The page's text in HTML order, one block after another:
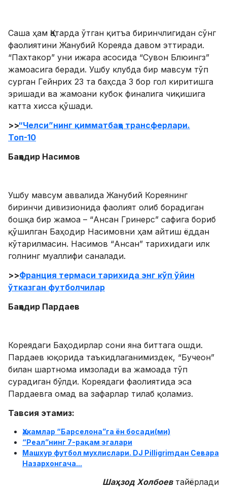
Саша ҳам Қатарда ўтган қитъа биринчлигидан сўнг
фаолиятини Жанубий Кореяда давом эттиради.
“Пахтакор” уни ижара асосида “Сувон Блюингз”
жамоасига беради. Ушбу клубда бир мавсум тўп
сурган Гейнрих 23 та баҳсда 3 бор гол киритишга
эришади ва жамоани кубок финалига чиқишига
катта хисса қўшади.
>>“Челси”нинг қимматбаҳо трансферлари.
Топ-10
Баҳодир Насимов
Ушбу мавсум аввалида Жанубий Кореянинг
биринчи дивизионида фаолият олиб борадиган
бошқа бир жамоа – “Ансан Гринерс” сафига бориб
қўшилган Баҳодир Насимовни ҳам айтиш ёддан
кўтарилмасин. Насимов “Ансан” тарихидаги илк
голнинг муаллифи саналади.
>>Франция термаси тарихида энг кўп ўйин
ўтказган футболчилар
Баҳодир Пардаев
Кореядаги Баҳодирлар сони яна биттага ошди.
Пардаев юқорида таъкидлаганимиздек, “Бучеон”
билан шартнома имзолади ва жамоада тўп
сурадиган бўлди. Кореядаги фаолиятида эса
Пардаевга омад ва зафарлар тилаб қоламиз.
Тавсия этамиз:
Ҳакамлар “Барселона”га ён босади(ми)
“Реал”нинг 7-рақам эгалари
Машхур футбол мухлислари. DJ Pilligrimдан Севара
Назархонгача...
Шаҳзод Холбоевтайёрлади